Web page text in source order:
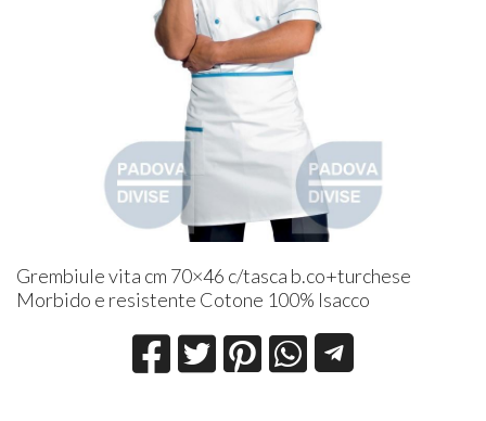
Grembiule vita cm 70×46 c/tasca b.co+turchese
Morbido e resistente Cotone 100% Isacco